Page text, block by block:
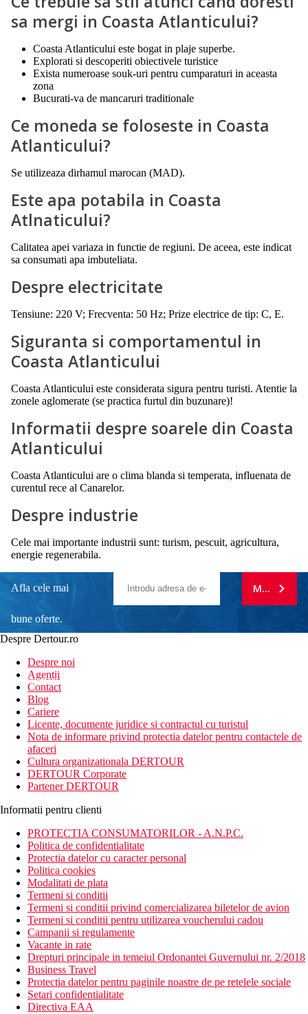
sa mergi in Coasta Atlanticului?
Coasta Atlanticului este bogat in plaje superbe.
Explorati si descoperiti obiectivele turistice
Exista numeroase souk-uri pentru cumparaturi in aceasta
zona
Bucurati-va de mancaruri traditionale
Ce moneda se foloseste in Coasta
Atlanticului?
Se utilizeaza dirhamul marocan (MAD).
Este apa potabila in Coasta
Atlnaticului?
Calitatea apei variaza in functie de regiuni. De aceea, este indicat
sa consumati apa imbuteliata.
Despre electricitate
Tensiune: 220 V; Frecventa: 50 Hz; Prize electrice de tip: C, E.
Siguranta si comportamentul in
Coasta Atlanticului
Coasta Atlanticului este considerata sigura pentru turisti. Atentie la
zonele aglomerate (se practica furtul din buzunare)!
Informatii despre soarele din Coasta
Atlanticului
Coasta Atlanticului are o clima blanda si temperata, influenata de
curentul rece al Canarelor.
Despre industrie
Cele mai importante industrii sunt: turism, pescuit, agricultura,
energie regenerabila.
Afla cele mai
bune oferte.
newsletter!
MA
Despre Dertour.ro
Despre noi
Agentii
Contact
Blog
Cariere
Licente, documente juridice si contractul cu turistul
Nota de informare privind protectia datelor pentru contactele de
afaceri
Cultura organizationala DERTOUR
DERTOUR Corporate
Partener DERTOUR
Informatii pentru clienti
PROTECTIA CONSUMATORILOR - A.N.P.C.
Politica de confidentialitate
Protectia datelor cu caracter personal
Politica cookies
Modalitati de plata
Termeni si conditii
Termeni si conditii privind comercializarea biletelor de avion
Termeni si conditii pentru utilizarea voucherului cadou
Campanii si regulamente
Vacante in rate
Drepturi principale in temeiul Ordonantei Guvernului nr. 2/2018
Business Travel
Protectia datelor pentru paginile noastre de pe retelele sociale
Setari confidentialitate
Directiva EAA